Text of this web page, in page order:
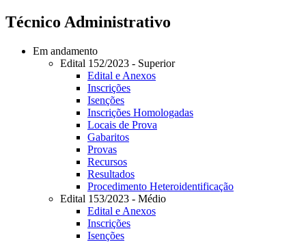
Técnico Administrativo
Em andamento
Edital 152/2023 - Superior
Edital e Anexos
Inscrições
Isenções
Inscrições Homologadas
Locais de Prova
Gabaritos
Provas
Recursos
Resultados
Procedimento Heteroidentificação
Edital 153/2023 - Médio
Edital e Anexos
Inscrições
Isenções